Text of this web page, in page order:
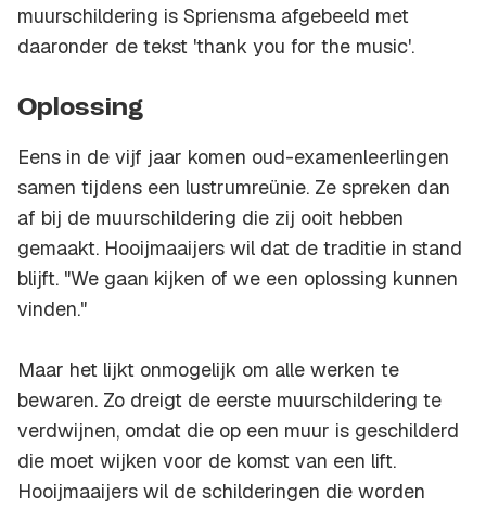
muurschildering is Spriensma afgebeeld met
daaronder de tekst 'thank you for the music'.
Oplossing
Eens in de vijf jaar komen oud-examenleerlingen
samen tijdens een lustrumreünie. Ze spreken dan
af bij de muurschildering die zij ooit hebben
gemaakt. Hooijmaaijers wil dat de traditie in stand
blijft. "We gaan kijken of we een oplossing kunnen
vinden."
Maar het lijkt onmogelijk om alle werken te
bewaren. Zo dreigt de eerste muurschildering te
verdwijnen, omdat die op een muur is geschilderd
die moet wijken voor de komst van een lift.
Hooijmaaijers wil de schilderingen die worden